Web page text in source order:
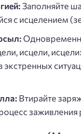
Заполняйте
с исцелением
исцели,
экстренных
Втирайте
заживления